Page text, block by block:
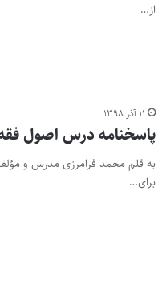
از…
۱۱ آذر ۱۳۹۸
پاسخنامه درس اصول فقه
به قلم محمد فرامرزی مدرس و
برای…